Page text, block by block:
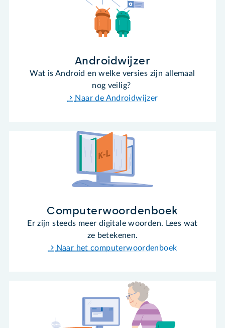
Androidwijzer
Wat is Android en welke versies zijn allemaal
nog veilig?
Naar de Androidwijzer
Computerwoordenboek
Er zijn steeds meer digitale woorden. Lees wat
ze betekenen.
Naar het computerwoordenboek